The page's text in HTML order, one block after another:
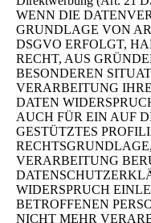
WENN DIE
GRUNDLAGE VON
DSGVO ERFOLGT,
RECHT, AUS
BESONDEREN
VERARBEITUNG
DATEN
AUCH FÜR EIN AUF
GESTÜTZTES
VERARBEITUNG
WIDERSPRUCH
BETROFFENEN
NICHT MEHR